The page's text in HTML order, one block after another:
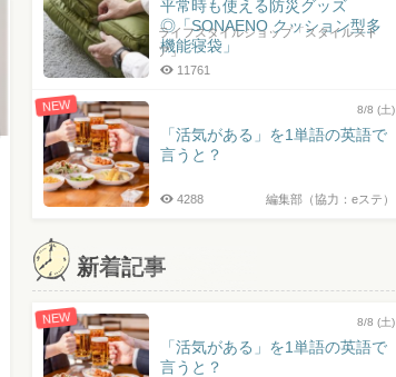
平常時も使える防災グッズ
◎「SONAENO クッション型多
機能寝袋」
ライフスタイルショップ「スタイルスト
ア」
11761
NEW 8/8 (土)
「活気がある」を1単語の英語で
言うと？
編集部（協力：eステ）
4288
新着記事
NEW 8/8 (土)
「活気がある」を1単語の英語で
言うと？